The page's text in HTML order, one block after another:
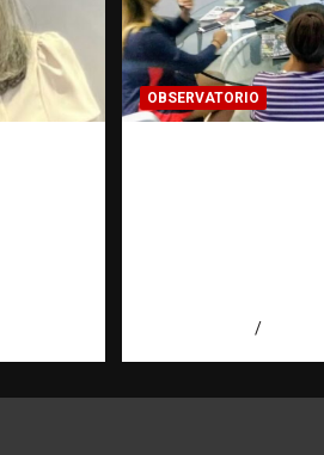
OBSERVATORIO